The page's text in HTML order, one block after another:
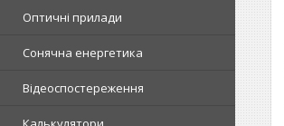
Оптичні прилади
Сонячна енергетика
Відеоспостереження